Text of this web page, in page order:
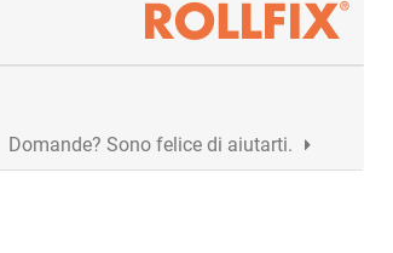
Domande? Sono felice di aiutarti.